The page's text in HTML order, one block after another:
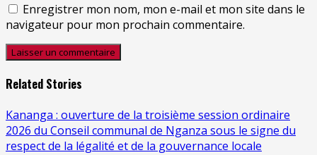
Enregistrer mon nom, mon e-mail et mon site dans le
navigateur pour mon prochain commentaire.
Related Stories
Kananga : ouverture de la troisième session ordinaire
2026 du Conseil communal de Nganza sous le signe du
respect de la légalité et de la gouvernance locale